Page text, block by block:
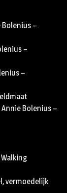
Bolenius –
–
–
Annie Bolenius –
vermoedelijk